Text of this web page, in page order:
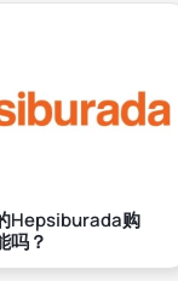
Hepsiburada购
吗？